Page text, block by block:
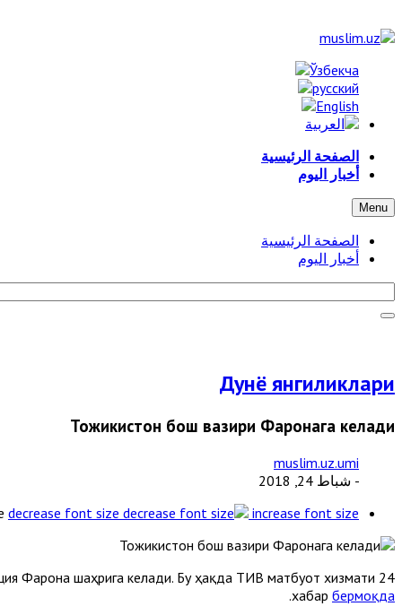
الصفحة الرئيسية
أخبار اليوم
Menu
الصفحة الرئيسية
أخبار اليوم
Дунё янгиликлари
Тожикистон бош вазири Фарғонага келади
muslim.uz.umi
- شباط 24, 2018
decrease font size increase font size
Фарғона шаҳрига келади. Бу ҳақда ТИВ матбуот хизмати
хабар бермоқда
.